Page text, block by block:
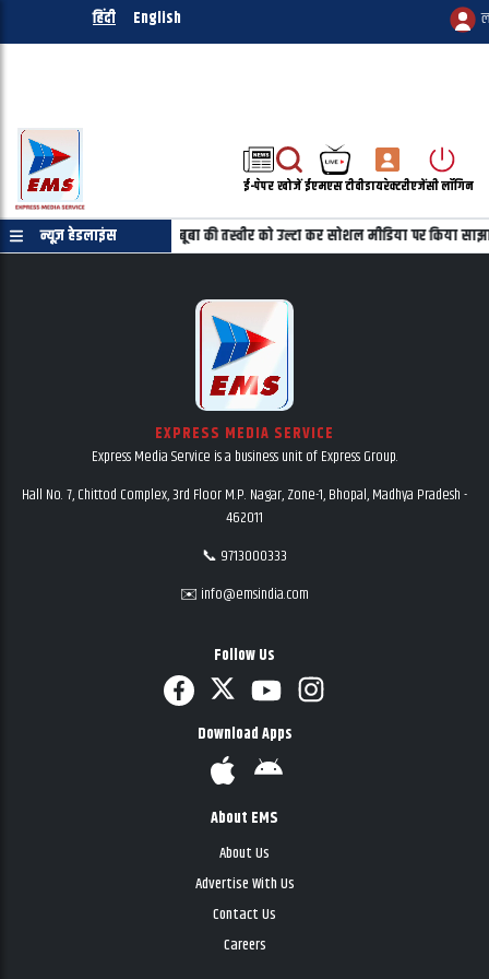
हिंदी English
ई-पेपरखोजेंईएमएस टीवीडायरेक्टरीएजेंसी लॉगिन
न्यूज़ हेडलाइंस
की जरुरत नहीं महबूबा की तस्वीर को उल्टा कर सोशल मीडिया पर किया साझा
EXPRESS MEDIA SERVICE
Express Media Service is a business unit of Express Group.
Hall No. 7, Chittod Complex, 3rd Floor M.P. Nagar, Zone-1, Bhopal, Madhya Pradesh -
462011
📞 9713000333
✉️ info@emsindia.com
Follow Us
Download Apps
About EMS
About Us
Advertise With Us
Contact Us
Careers